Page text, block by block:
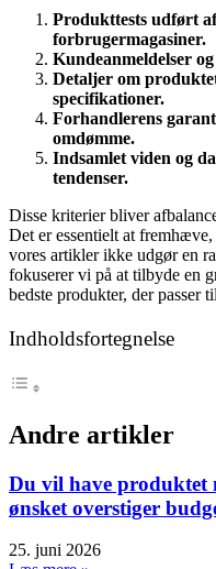
Produkttests udført
forbrugermagasiner.
Kundeanmeldelser
Detaljer om
specifikationer.
Forhandlerens
omdømme.
Indsamlet viden og
tendenser.
Disse kriterier bliver
Det er essentielt at
vores artikler ikke udgør en
fokuserer vi på at tilbyde en
bedste produkter, der passer
Indholdsfortegnelse
Andre artikler
Du vil have
ønsket overstiger
25. juni 2026